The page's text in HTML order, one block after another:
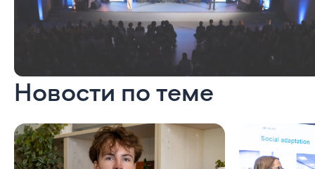
Новости по теме